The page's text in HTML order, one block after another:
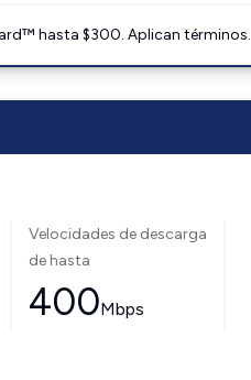
hasta $300. Aplican términos.
Velocidades de descarga
de hasta
400Mbps